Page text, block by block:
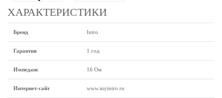
ХАРАКТЕРИСТИКИ
Бренд Intro
Гарантия 1 год
Импеданс 16 Ом
Интернет-сайт www.myintro.ru